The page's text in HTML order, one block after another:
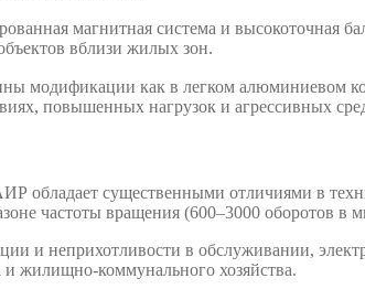
магнитная система и высокоточная
вблизи жилых зон.
модификации как в легком алюминиевом
повышенных нагрузок и агрессивных
обладает существенными отличиями в
частоты вращения (600–3000 оборотов в
и неприхотливости в обслуживании,
жилищно-коммунального хозяйства.